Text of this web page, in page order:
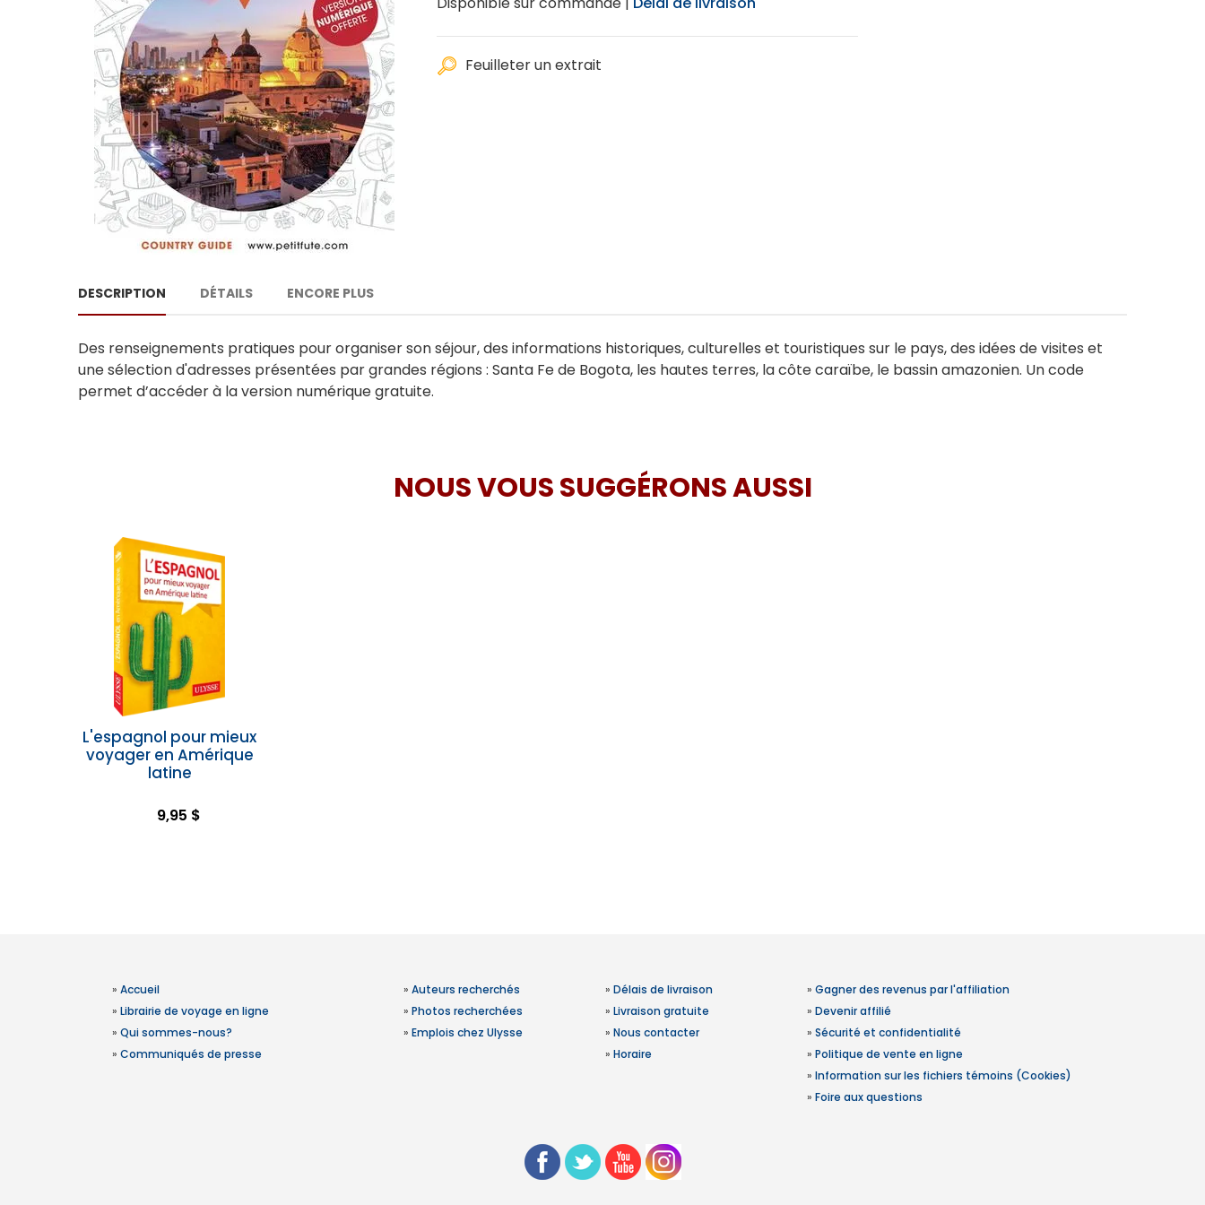
Feuilleter un extrait
DESCRIPTION DÉTAILS ENCORE PLUS
Des renseignements pratiques pour organiser son séjour, des informations historiques, culturelles et touristiques sur le pays, des idées de visites et
une sélection d'adresses présentées par grandes régions : Santa Fe de Bogota, les hautes terres, la côte caraïbe, le bassin amazonien. Un code
permet d’accéder à la version numérique gratuite.
NOUS VOUS SUGGÉRONS AUSSI
L'espagnol pour mieux
voyager en Amérique
latine
9,95 $
» Accueil
» Librairie de voyage en ligne
» Qui sommes-nous?
» Communiqués de presse
» Auteurs recherchés
» Photos recherchées
» Emplois chez Ulysse
» Délais de livraison
» Livraison gratuite
» Nous contacter
» Horaire
» Gagner des revenus par l'affiliation
» Devenir affilié
» Sécurité et confidentialité
» Politique de vente en ligne
» Information sur les fichiers témoins (Cookies)
» Foire aux questions